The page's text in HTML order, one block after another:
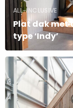
ALL-INCLUSIVE
Plat dak met
type ‘Indy’
Lees
meer
over